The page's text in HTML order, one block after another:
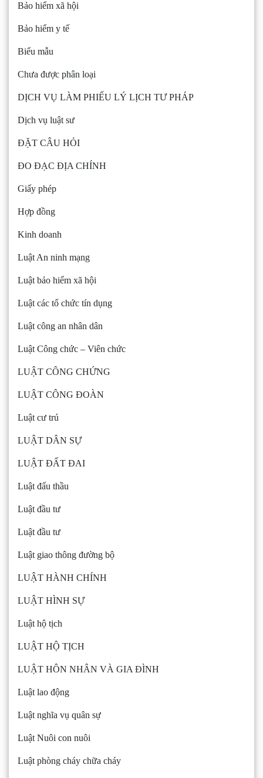
Bảo hiểm xã hội
Bảo hiểm y tế
Biểu mẫu
Chưa được phân loại
DỊCH VỤ LÀM PHIẾU LÝ LỊCH TƯ PHÁP
Dịch vụ luật sư
ĐẶT CÂU HỎI
ĐO ĐẠC ĐỊA CHÍNH
Giấy phép
Hợp đồng
Kinh doanh
Luật An ninh mạng
Luật bảo hiểm xã hội
Luật các tổ chức tín dụng
Luật công an nhân dân
Luật Công chức – Viên chức
LUẬT CÔNG CHỨNG
LUẬT CÔNG ĐOÀN
Luật cư trú
LUẬT DÂN SỰ
LUẬT ĐẤT ĐAI
Luật đấu thầu
Luật đầu tư
Luật đầu tư
Luật giao thông đường bộ
LUẬT HÀNH CHÍNH
LUẬT HÌNH SỰ
Luật hộ tịch
LUẬT HỘ TỊCH
LUẬT HÔN NHÂN VÀ GIA ĐÌNH
Luật lao động
Luật nghĩa vụ quân sự
Luật Nuôi con nuôi
Luật phòng cháy chữa cháy